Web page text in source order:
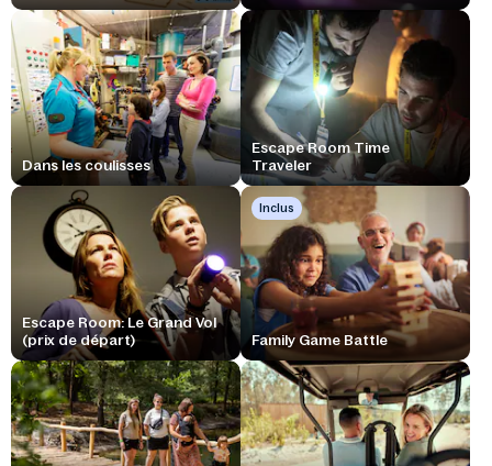
Dans les coulisses
Escape Room Time
Traveler
Escape Room: Le Grand Vol
(prix de départ)
Inclus
Family Game Battle